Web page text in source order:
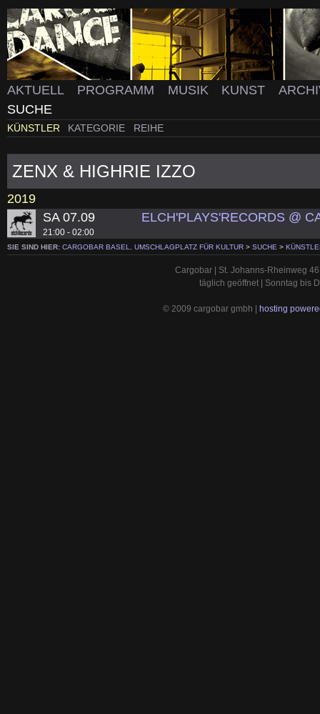
AKTUELL PROGRAMM MUSIK KUNST
SUCHE
KÜNSTLER KATEGORIE REIHE
ZENX & HIGHRIE IZZO
2019
SA 07.09
21:00 - 02:00
ELCH'PLAYS'RECORDS @
SIE SIND HIER: CARGOBAR BASEL, UMSCHLAGPLATZ FÜR KULTUR > SUCHE >
Cargobar | St. Johanns-Rheinweg
täglich geöffnet | Sonntag bis
© 2009 cargobar gmbh | hosting